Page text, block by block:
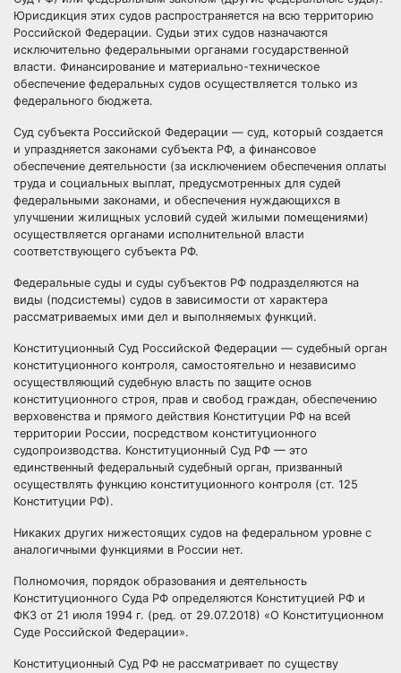
Юрисдикция этих судов распространяется на всю территорию
Российской Федерации. Судьи этих судов назначаются
исключительно федеральными органами государственной
власти. Финансирование и материально-техническое
обеспечение федеральных судов осуществляется только из
федерального бюджета.
Суд субъекта Российской Федерации — суд, который создается
и упраздняется законами субъекта РФ, а финансовое
обеспечение деятельности (за исключением обеспечения оплаты
труда и социальных выплат, предусмотренных для судей
федеральными законами, и обеспечения нуждающихся в
улучшении жилищных условий судей жилыми помещениями)
осуществляется органами исполнительной власти
соответствующего субъекта РФ.
Федеральные суды и суды субъектов РФ подразделяются на
виды (подсистемы) судов в зависимости от характера
рассматриваемых ими дел и выполняемых функций.
Конституционный Суд Российской Федерации — судебный орган
конституционного контроля, самостоятельно и независимо
осуществляющий судебную власть по защите основ
конституционного строя, прав и свобод граждан, обеспечению
верховенства и прямого действия Конституции РФ на всей
территории России, посредством конституционного
судопроизводства. Конституционный Суд РФ — это
единственный федеральный судебный орган, призванный
осуществлять функцию конституционного контроля (ст. 125
Конституции РФ).
Никаких других нижестоящих судов на федеральном уровне с
аналогичными функциями в России нет.
Полномочия, порядок образования и деятельность
Конституционного Суда РФ определяются Конституцией РФ и
ФКЗ от 21 июля 1994 г. (ред. от 29.07.2018) «О Конституционном
Суде Российской Федерации».
Конституционный Суд РФ не рассматривает по существу